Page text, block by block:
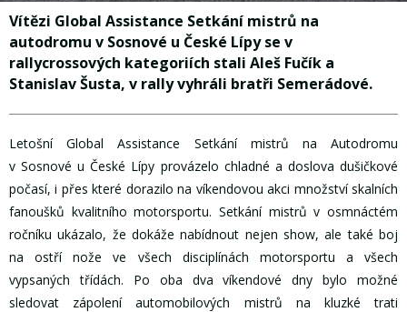
Vítězi Global Assistance Setkání mistrů na
autodromu v Sosnové u České Lípy se v
rallycrossových kategoriích stali Aleš Fučík a
Stanislav Šusta, v rally vyhráli bratři Semerádové.
Letošní Global Assistance Setkání mistrů na Autodromu
v Sosnové u České Lípy provázelo chladné a doslova dušičkové
počasí, i přes které dorazilo na víkendovou akci množství skalních
fanoušků kvalitního motorsportu. Setkání mistrů v osmnáctém
ročníku ukázalo, že dokáže nabídnout nejen show, ale také boj
na ostří nože ve všech disciplínách motorsportu a všech
vypsaných třídách. Po oba dva víkendové dny bylo možné
sledovat zápolení automobilových mistrů na kluzké trati